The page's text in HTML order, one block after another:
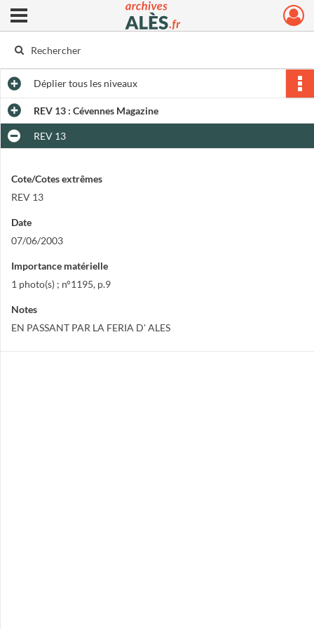
Archives municipales d'Alès
Ouvrir le menu déroulant
Dépliertous les niveaux
REV 13 : Cévennes Magazine
REV 13
Cote/Cotes extrêmes
REV 13
Date
07/06/2003
Importance matérielle
1 photo(s) ; n°1195, p.9
Notes
EN PASSANT PAR LA FERIA D' ALES